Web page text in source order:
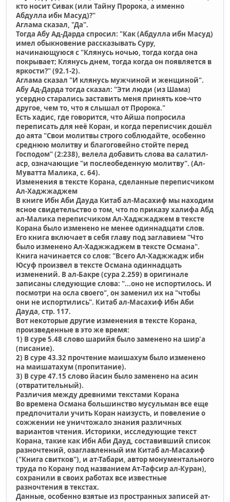
кто носит Сивак (или Тайну Пророка, а именно
Абдулла ибн Масуд)?"
Aглама сказал, "Да".
Тогда Абу Ад-Дарда спросил: "Как (Абдулла ибн Масуд)
имел обыкновение рассказывать Суру,
начинающуюся с "Клянусь ночью, тогда когда она
покрывает; Клянусь днем, тогда когда он появляется в
яркости?" (92.1-2).
Aглама сказал "И клянусь мужчиной и женщиной".
Абу Ад-Дарда тогда сказал: "Эти люди (из Шама)
усердно старались заставить меня принять кое-что
другое, чем то, что я слышал от Пророка."
Есть хадис, где говорится, что Айша попросила
переписать для неё Коран, и когда переписчик дошёл
до аята "Свои молитвы строго соблюдайте, особенно
среднюю молитву и благоговейно стойте перед
Господом" (2:238), велела добавить слова ва салатил-
аср, означающие "и послеобеденную молитву". (Ал-
Муватта Малика, с. 64).
Изменения в тексте Корана, сделанные переписчиком
Ал-Хаджжаджем
В книге Ибн Аби Дауда Китаб ал-Масахиф мы находим
ясное свидетельство о том, что по приказу халифа Абд
ал-Малика переписчиком Ал-Хаджжаджем в тексте
Корана было изменено не менее одиннадцати слов.
Его книга включает в себя главу под заглавием "Что
было изменено Ал-Хаджжаджем в тексте Османа".
Книга начинается со слов: "Всего Ал-Хаджжадж ибн
Юсуф произвел в тексте Османа одиннадцать
изменений. В ал-Бакре (сура 2.259) в оригинале
записаны следующие слова: "...оно не испортилось. И
посмотри на осла своего", он заменил их на "чтобы
они не испортились". Китаб ал-Масахиф Ибн Аби
Дауда, стр. 117.
Вот некоторые другие изменения в тексте Корана,
произведенные в это же время:
1) В суре 5.48 слово шарийя было заменено на шир'a
(писание).
2) В суре 43.32 прочтение маишахум было изменено
на маишатахум (пропитание).
3) В суре 47.15 слово йасин было заменено на асин
(отвратительный).
Различия между древними текстами Корана
Во времена Османа большинство мусульман все еще
предпочитали учить Коран наизусть, и повеление о
сожжении не уничтожало знания различных
вариантов чтения. Историки, исследующие текст
Корана, такие как Ибн Аби Дауд, составивший список
разночтений, озаглавленный им Китаб ал-Масахиф
("Книга свитков"), и ат-Табари, автор монументального
труда по Корану под названием Ат-Тафсир ал-Куран),
сохранили в своих работах все известные
разночтения в текстах.
Данные, особенно взятые из пространных записей ат-